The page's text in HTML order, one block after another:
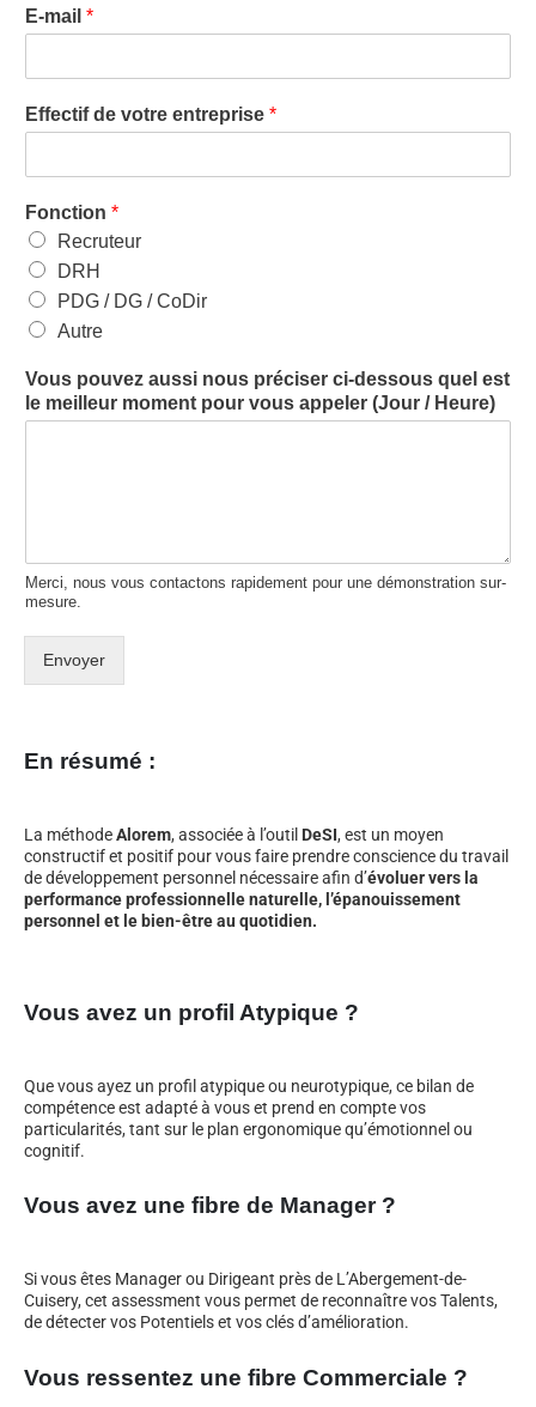
E-mail *
Effectif de votre entreprise *
Fonction *
Recruteur
DRH
PDG / DG / CoDir
Autre
Vous pouvez aussi nous préciser ci-dessous quel est
le meilleur moment pour vous appeler (Jour / Heure)
Merci, nous vous contactons rapidement pour une démonstration sur-
mesure.
Envoyer
En résumé :
La méthodeAlorem, associée à l’outil DeSI, est un moyen
constructif et positif pour vous faire prendre conscience du travail
de développement personnel nécessaire afin d’évoluer vers la
performance professionnelle naturelle, l’épanouissement
personnel et le bien-être au quotidien.
Vous avez un profil Atypique ?
Que vous ayez un profil atypique ou neurotypique, ce bilan de
compétence est adapté à vous et prend en compte vos
particularités, tant sur le plan ergonomique qu’émotionnel ou
cognitif.
Vous avez une fibre de Manager ?
Si vous êtes Manager ou Dirigeant près de L’Abergement-de-
Cuisery, cet assessment vous permet de reconnaître vos Talents,
de détecter vos Potentiels et vos clés d’amélioration.
Vous ressentez une fibre Commerciale ?